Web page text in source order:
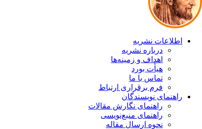
اطلاعات نشریه
درباره نشریه
اهداف و زمینه‌ها
هیأت بورد
تماس با ما
فرم برقراری ارتباط
راهنمای نویسندگان
راهنمای نگارش مقالات
راهنمای منبع‌نویسی
نحوه ارسال مقاله